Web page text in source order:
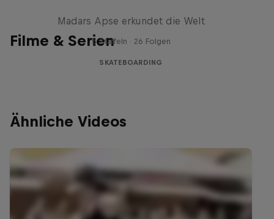
Filme & Serien
Madars Apse erkundet die Welt
5 Staffeln · 26 Folgen
SKATEBOARDING
Ähnliche Videos